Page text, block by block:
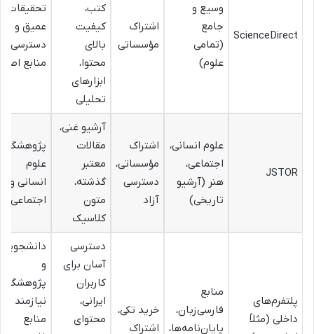
ScienceDirect
وسیع و
جامع
(تمامی
علوم)
اشتراک
مؤسساتی
کتب،
کیفیت
بالای
محتوا،
ابزارهای
تحلیلی
تحقیقات
عمیق و
دسترسی
منابع
JSTOR
علوم انسانی،
اجتماعی،
هنر (آرشیو
تاریخی)
اشتراک
مؤسساتی،
دسترسی
آزاد
آرشیو غنی،
مقالات
معتبر
گذشته،
متون
کلاسیک
علوم
انسانی و
اجتماعی
پلتفرم‌های
داخلی (مثلاً
منابع
فارسی‌زبان،
پایان‌نامه‌ها،
خرید تکی،
اشتراک
دسترسی
آسان برای
کاربران
ایرانی،
محتوای
و
نیازمند
منابع